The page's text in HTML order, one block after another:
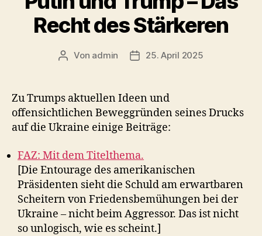
Recht des Stärkeren
Beitragsautor
Von admin Veröffentlichungsdatum
25. April 2025
Zu Trumps aktuellen Ideen und
offensichtlichen Beweggründen seines Drucks
auf die Ukraine einige Beiträge:
FAZ: Mit dem Titelthema.
[Die Entourage des amerikanischen
Präsidenten sieht die Schuld am erwartbaren
Scheitern von Friedensbemühungen bei der
Ukraine – nicht beim Aggressor. Das ist nicht
so unlogisch, wie es scheint.]